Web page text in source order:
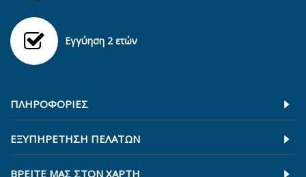
Εγγύηση 2 ετών
ΠΛΗΡΟΦΟΡΊΕΣ
ΕΞΥΠΗΡΕΤΗΣΗ ΠΕΛΑΤΩΝ
ΒΡΕΊΤΕ ΜΑΣ ΣΤΟΝ ΧΆΡΤΗ